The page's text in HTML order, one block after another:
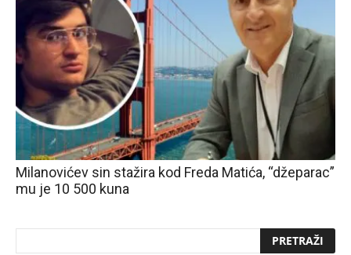
Milanovićev sin stažira kod Freda Matića, “džeparac”
mu je 10 500 kuna